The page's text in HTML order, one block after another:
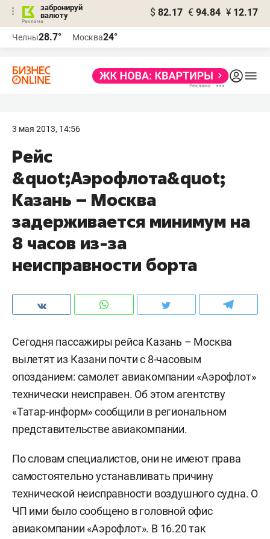
забронируй
валюту
$ 82.17 € 94.84 ¥ 12.17
Челны28.7° Москва24°
3 мая 2013, 14:56
Рейс
&quot;Аэрофлота&quot;
Казань – Москва
задерживается минимум на
8 часов из-за
неисправности борта
Сегодня пассажиры рейса Казань – Москва
вылетят из Казани почти с 8-часовым
опозданием: самолет авиакомпании «Аэрофлот»
технически неисправен. Об этом агентству
«Татар-информ» сообщили в региональном
представительстве авиакомпании.
По словам специалистов, они не имеют права
самостоятельно устанавливать причину
технической неисправности воздушного судна. О
ЧП ими было сообщено в головной офис
авиакомпании «Аэрофлот». В 16.20 так